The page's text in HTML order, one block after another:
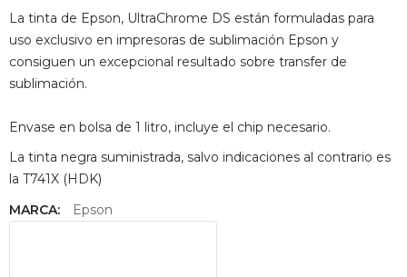
La tinta de Epson, UltraChrome DS están formuladas para
uso exclusivo en impresoras de sublimación Epson y
consiguen un excepcional resultado sobre transfer de
sublimación.
Envase en bolsa de 1 litro, incluye el chip necesario.
La tinta negra suministrada, salvo indicaciones al contrario es
la T741X (HDK)
MARCA:
Epson